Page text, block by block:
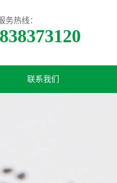
务热线：
联系我们